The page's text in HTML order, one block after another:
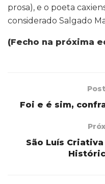
prosa), e o poeta
considerado Salgado
(Fecho na próxima
Foi e é sim,
São Luís